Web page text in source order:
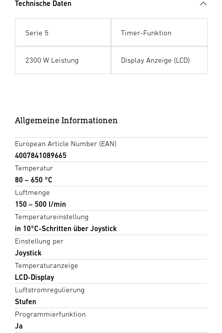
Technische Daten
Serie 5 Timer-Funktion
2300 W Leistung
Display
Display Anzeige (LCD)
Allgemeine Informationen
European Article Number (EAN)
4007841089665
Temperatur
80 – 650 °C
Luftmenge
150 – 500 l/min
Temperatureinstellung
in 10°C-Schritten über Joystick
Einstellung per
Joystick
Temperaturanzeige
LCD-Display
Luftstromregulierung
Stufen
Programmierfunktion
Ja